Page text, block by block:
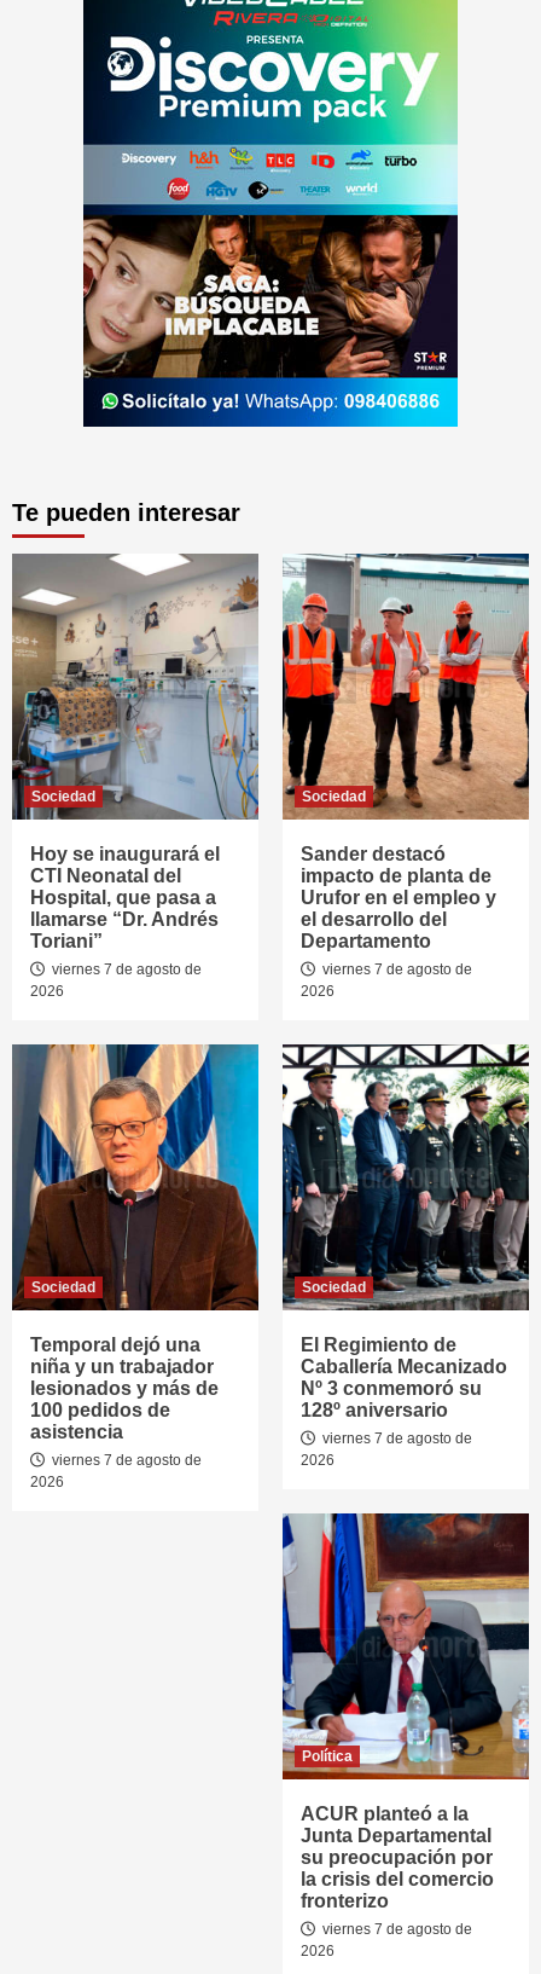
Te pueden interesar
Sociedad
Hoy se inaugurará el
CTI Neonatal del
Hospital, que pasa a
llamarse “Dr. Andrés
Toriani”
viernes 7 de agosto de
2026
Sociedad
Sander destacó
impacto de planta de
Urufor en el empleo y
el desarrollo del
Departamento
viernes 7 de agosto de
2026
Sociedad
Temporal dejó una
niña y un trabajador
lesionados y más de
100 pedidos de
asistencia
viernes 7 de agosto de
2026
Sociedad
El Regimiento de
Caballería Mecanizado
Nº 3 conmemoró su
128º aniversario
viernes 7 de agosto de
2026
Política
ACUR planteó a la
Junta Departamental
su preocupación por
la crisis del comercio
fronterizo
viernes 7 de agosto de
2026